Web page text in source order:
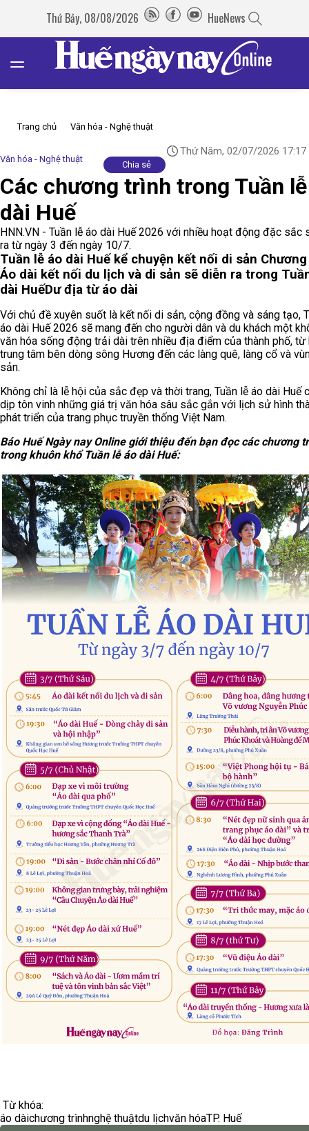
Thứ Bảy, 08/08/2026 HueNews
Trang chủ Văn hóa - Nghệ thuật
Văn hóa - Nghệ thuật
Thứ Năm, 02/07/2026 17:17
Chia sẻ
Các chương trình trong Tuần
dài Huế
HNN.VN - Tuần lễ áo dài Huế 2026 với nhiều hoạt động đặc sắc
ra từ ngày 3 đến ngày 10/7.
Tuần lễ áo dài Huế kể chuyện kết nối di sản
Áo dài kết nối du lịch và di sản sẽ diễn ra trong
dài HuếDư địa từ áo dài
Với chủ đề xuyên suốt là kết nối di sản, cộng đồng và sáng tạo,
áo dài Huế 2026 sẽ mang đến cho người dân và du khách một
văn hóa sống động trải dài trên nhiều địa điểm của thành phố, từ
trung tâm bên dòng sông Hương đến các làng quê, làng cổ và
sản.
Không chỉ là lễ hội của sắc đẹp và thời trang, Tuần lễ áo dài Huế
dịp tôn vinh những giá trị văn hóa sâu sắc gắn với lịch sử hình
phát triển của trang phục truyền thống Việt Nam.
Báo Huế Ngày nay Online giới thiệu đến bạn đọc các chương
trong khuôn khổ Tuần lễ áo dài Huế:
Từ khóa:
áo dàichương trìnhnghệ thuậtdu lịchvăn hóaTP. Huế